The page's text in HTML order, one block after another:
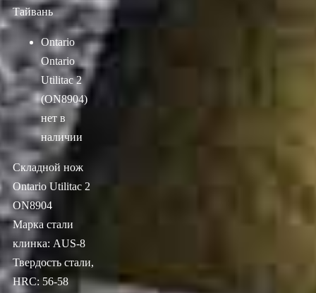
Тайвань
Ontario
Ontario
Utilitac 2
(ON8904)
нет в
наличии
Складной нож
Ontario Utilitac 2
ON8904
Марка стали
клинка: AUS-8
Твердость стали,
HRC: 56-58